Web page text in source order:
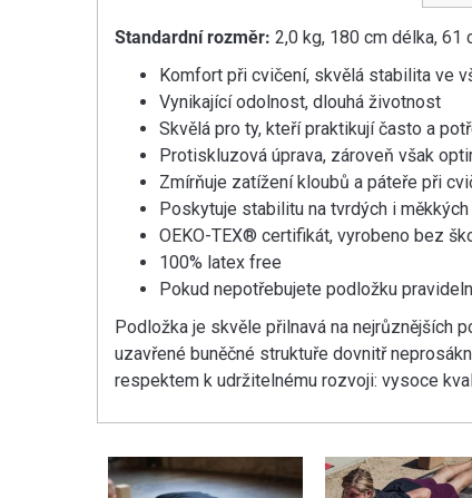
Standardní rozměr: 2,0 kg, 180 cm délka, 61
Komfort při cvičení, skvělá stabilita ve
Vynikající odolnost, dlouhá životnost
Skvělá pro ty, kteří praktikují často a
Protiskluzová úprava, zároveň však
Zmírňuje zatížení kloubů a páteře při
Poskytuje stabilitu na tvrdých i
OEKO-TEX® certifikát, vyrobeno bez
100% latex free
Pokud nepotřebujete podložku
Podložka je skvěle přilnavá na nejrůznějších
uzavřené buněčné struktuře dovnitř
respektem k udržitelnému rozvoji: vysoce